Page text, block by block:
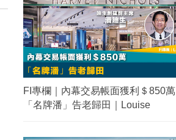
FI專欄｜內幕交易帳面獲利＄850萬
「名牌潘」告老歸田｜Louise